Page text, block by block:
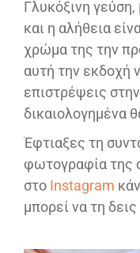
Γλυκόξινη
και η αλήθεια
χρώμα της την
αυτή την εκδοχή
επιστρέψεις
δικαιολογημένα
Έφτιαξες τη
φωτογραφία της
στο Instagram
μπορεί να τη